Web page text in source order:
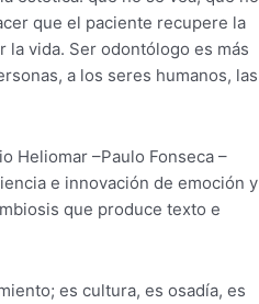
que el paciente recupere la
la vida. Ser odontólogo es más
a los seres humanos, las
Heliomar –Paulo Fonseca –
e innovación de emoción y
que produce texto e
es cultura, es osadía, es